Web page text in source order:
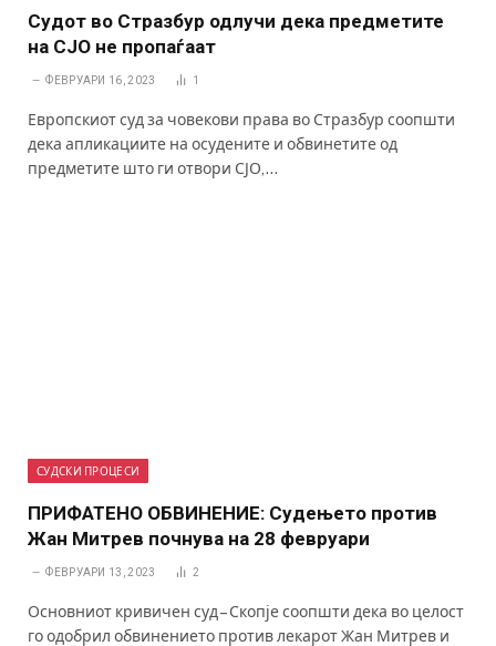
Судот во Стразбур одлучи дека предметите
на СЈО не пропаѓаат
ФЕВРУАРИ 16, 2023 1
Европскиот суд за човекови права во Стразбур соопшти
дека апликациите на осудените и обвинетите од
предметите што ги отвори СЈО,…
СУДСКИ ПРОЦЕСИ
ПРИФАТЕНО ОБВИНЕНИЕ: Судењето против
Жан Митрев почнува на 28 февруари
ФЕВРУАРИ 13, 2023 2
Основниот кривичен суд – Скопје соопшти дека во целост
го одобрил обвинението против лекарот Жан Митрев и